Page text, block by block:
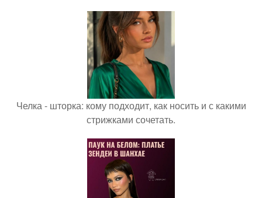
Челка - шторка: кому подходит, как носить и с какими
стрижками сочетать.